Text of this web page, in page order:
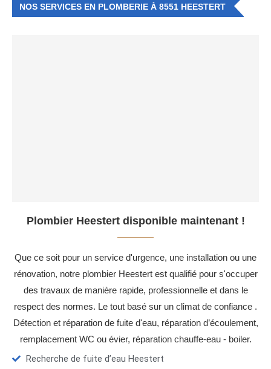
NOS SERVICES EN PLOMBERIE À 8551 HEESTERT
Plombier Heestert disponible maintenant !
Que ce soit pour un service d'urgence, une installation ou une
rénovation, notre plombier Heestert est qualifié pour s'occuper
des travaux de manière rapide, professionnelle et dans le
respect des normes. Le tout basé sur un climat de confiance .
Détection et réparation de fuite d'eau, réparation d’écoulement,
remplacement WC ou évier, réparation chauffe-eau - boiler.
Recherche de fuite d’eau Heestert